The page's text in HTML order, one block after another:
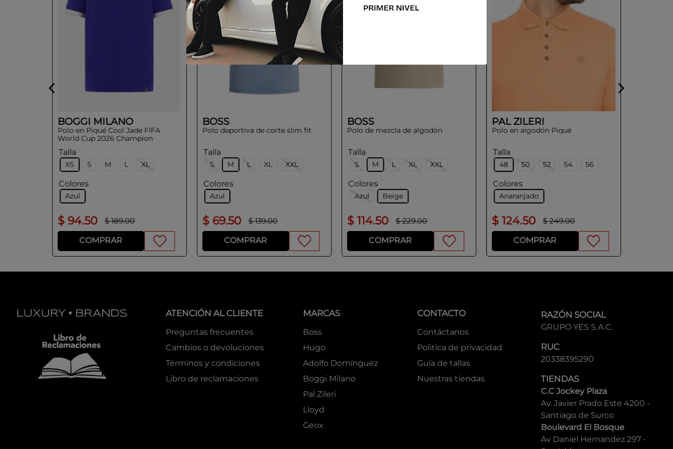
BOGGI MILANO
Polo en Piqué Cool Jade FIFA
World Cup 2026 Champion
Talla
XS S M L XL
Colores
Azul
$ 94.50 $ 189.00
COMPRAR
BOSS
Polo deportiva de corte slim fit
Talla
S M L XL XXL
Colores
Azul
$ 69.50 $ 139.00
COMPRAR
BOSS
Polo de mezcla de algodón
Talla
S M L XL XXL
Colores
Azul Beige
$ 114.50 $ 229.00
COMPRAR
PAL ZILERI
Polo en algodón Piqué
Talla
48 50 52 54 56
Colores
Anaranjado
$ 124.50 $ 249.00
COMPRAR
ATENCIÓN AL CLIENTE
Preguntas frecuentes
Cambios o devoluciones
Términos y condiciones
Libro de reclamaciones
MARCAS
Boss
Hugo
Adolfo Domínguez
Boggi Milano
Pal Zileri
Lloyd
Geox
CONTACTO
Contáctanos
Politica de privacidad
Guía de tallas
Nuestras tiendas
RAZÓN SOCIAL
GRUPO YES S.A.C.
RUC
20338395290
TIENDAS
C.C Jockey Plaza
Av. Javier Prado Este 4200 -
Santiago de Surco
Boulevard El Bosque
Av Daniel Hernandez 297 -